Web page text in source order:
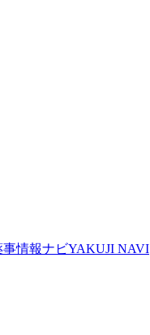
事情報ナビYAKUJI NAVI